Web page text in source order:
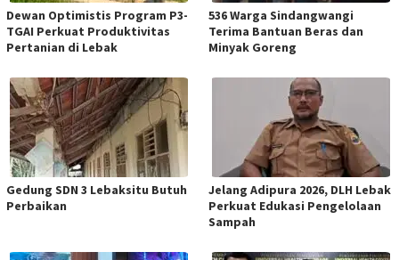
Dewan Optimistis Program P3-
TGAI Perkuat Produktivitas
Pertanian di Lebak
536 Warga Sindangwangi
Terima Bantuan Beras dan
Minyak Goreng
Gedung SDN 3 Lebaksitu Butuh
Perbaikan
Jelang Adipura 2026, DLH Lebak
Perkuat Edukasi Pengelolaan
Sampah